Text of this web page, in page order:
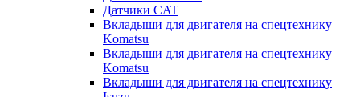
Датчики CAT
Вкладыши для двигателя на спецтехнику
Komatsu
Вкладыши для двигателя на спецтехнику
Komatsu
Вкладыши для двигателя на спецтехнику